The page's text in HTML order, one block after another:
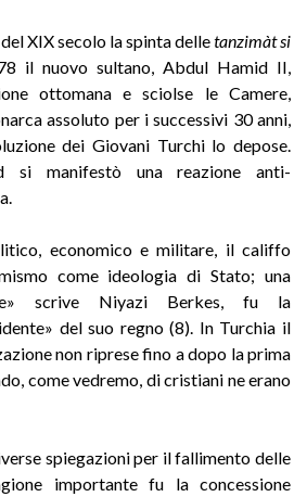
XIX secolo la spinta delletanzimàt si
il nuovo sultano, Abdul Hamid II,
ottomana e sciolse le Camere,
assoluto per i successivi 30 anni,
dei Giovani Turchi lo depose.
si manifestò una reazione anti-
economico e militare, il califfo
come ideologia di Stato; una
scrive Niyazi Berkes, fu la
del suo regno (8). In Turchia il
non riprese fino a dopo la prima
come vedremo, di cristiani ne erano
spiegazioni per il fallimento delle
importante fu la concessione